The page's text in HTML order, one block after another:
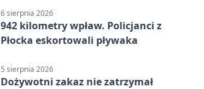
6 sierpnia 2026
942 kilometry wpław. Policjanci z
Płocka eskortowali pływaka
5 sierpnia 2026
Dożywotni zakaz nie zatrzymał